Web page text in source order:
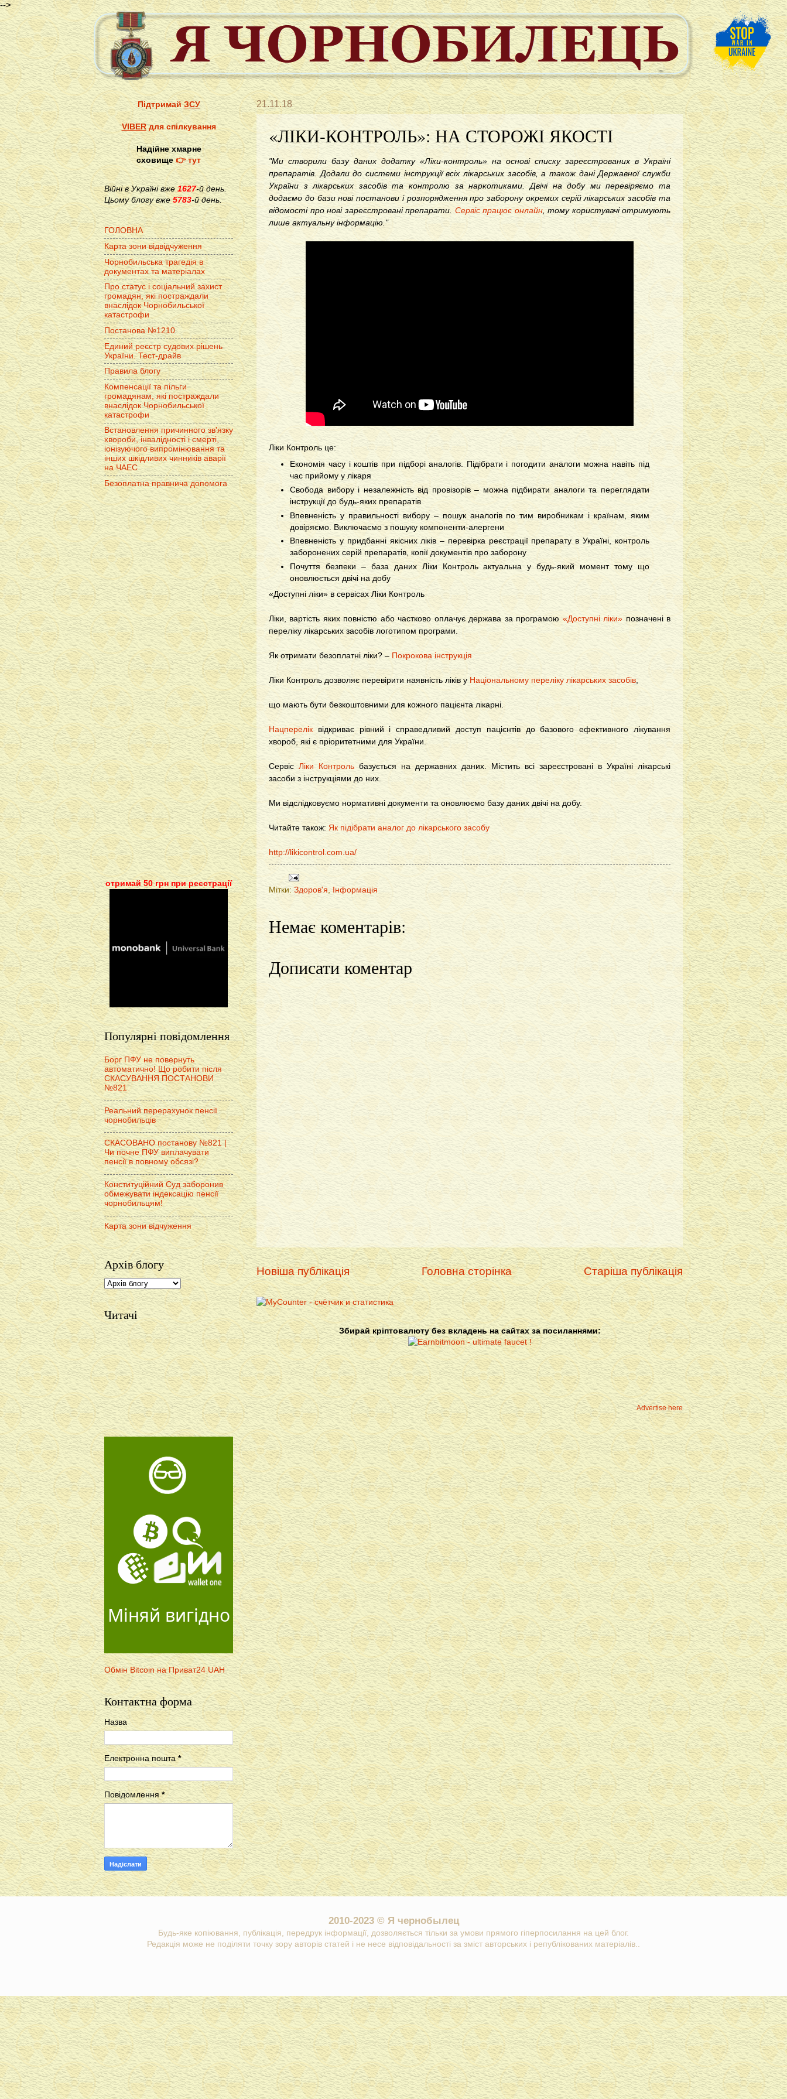
-->
21.11.18
«ЛІКИ-КОНТРОЛЬ»: НА СТОРОЖІ ЯКОСТІ
"Ми створили базу даних додатку «Ліки-контроль» на основі списку зареєстрованих в Україні
препаратів. Додали до системи інструкції всіх лікарських засобів, а також дані Державної служби
України з лікарських засобів та контролю за наркотиками. Двічі на добу ми перевіряємо та
додаємо до бази нові постанови і розпорядження про заборону окремих серій лікарських засобів та
відомості про нові зареєстровані препарати. Сервіс працює онлайн, тому користувачі отримують
лише актуальну інформацію."
Ліки Контроль це:
Економія часу і коштів при підборі аналогів. Підібрати і погодити аналоги можна навіть під
час прийому у лікаря
Свобода вибору і незалежність від провізорів – можна підбирати аналоги та переглядати
інструкції до будь-яких препаратів
Впевненість у правильності вибору – пошук аналогів по тим виробникам і країнам, яким
довіряємо. Виключаємо з пошуку компоненти-алергени
Впевненість у придбанні якісних ліків – перевірка реєстрації препарату в Україні, контроль
заборонених серій препаратів, копії документів про заборону
Почуття безпеки – база даних Ліки Контроль актуальна у будь-який момент тому що
оновлюється двічі на добу
«Доступні ліки» в сервісах Ліки Контроль
Ліки, вартість яких повністю або частково оплачує держава за програмою «Доступні ліки» позначені в
переліку лікарських засобів логотипом програми.
Як отримати безоплатні ліки? – Покрокова інструкція
Ліки Контроль дозволяє перевірити наявність ліків у Національному переліку лікарських засобів
що мають бути безкоштовними для кожного пацієнта лікарні.
Нацперелік відкриває рівний і справедливий доступ пацієнтів до базового ефективного лікування
хвороб, які є пріоритетними для України.
Сервіс Ліки Контроль базується на державних даних. Містить всі зареєстровані в Україні лікарські
засоби з інструкціями до них.
Ми відслідковуємо нормативні документи та оновлюємо базу даних двічі на добу.
Читайте також: Як підібрати аналог до лікарського засобу
http://likicontrol.com.ua/
Мітки: Здоров'я, Інформація
Немає коментарів:
Дописати коментар
Новіша публікація Старіша публікація
Головна сторінка
Збирай кріптовалюту без вкладень на сайтах за посиланнями:
Advertise here
ПідтримайЗСУ
VIBERдля спілкування
Надійне хмарне
сховище👉 тут
Війні в Україні вже1627-й день.
Цьому блогу вже 5783-й день.
ГОЛОВНА
Карта зони відвідчуження
Чорнобильська трагедія в
документах та матеріалах
Про статус і соціальний захист
громадян, які постраждали
внаслідок Чорнобильської
катастрофи
Постанова №1210
Единий реєстр судових рішень
України. Тест-драйв
Правила блогу
Компенсації та пільги
громадянам, які постраждали
внаслідок Чорнобильської
катастрофи
Встановлення причинного зв'язку
хвороби, інвалідності і смерті,
іонізуючого випромінювання та
інших шкідливих чинників аварії
на ЧАЕС
Безоплатна правнича допомога
отримай 50 грн при реєстрації
Популярні повідомлення
Борг ПФУ не повернуть
автоматично! Що робити після
СКАСУВАННЯ ПОСТАНОВИ
№821
Реальний перерахунок пенсії
чорнобильців
СКАСОВАНО постанову №821 |
Чи почне ПФУ виплачувати
пенсії в повному обсязі?
Конституційний Суд заборонив
обмежувати індексацію пенсії
чорнобильцям!
Карта зони відчуження
Архів блогу
Читачі
Міняй вигідно
Обмін Bitcoin на Приват24 UAH
Контактна форма
Назва
Електронна пошта*
Повідомлення *
2010-2023 © Я чернобылец
Будь-яке копіювання, публікація, передрук інформації, дозволяється тільки за умови прямого гіперпосилання на цей блог.
Редакція може не поділяти точку зору авторів статей і не несе відповідальності за зміст авторських і републікованих матеріалів..